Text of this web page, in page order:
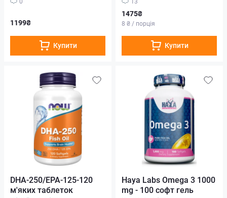
1199₴
Купити
1475₴
8 ₴ / порція
Купити
DHA-250/EPA-125-120
м'яких таблеток
Haya Labs Omega 3 1000
mg - 100 софт гель